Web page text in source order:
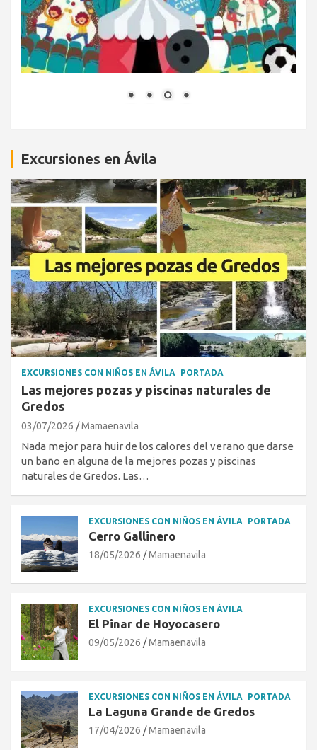
Excursiones en Ávila
EXCURSIONES CON NIÑOS EN ÁVILA PORTADA
Las mejores pozas y piscinas naturales de
Gredos
03/07/2026 Mamaenavila
Nada mejor para huir de los calores del verano que darse
un baño en alguna de la mejores pozas y piscinas
naturales de Gredos. Las…
EXCURSIONES CON NIÑOS EN ÁVILA PORTADA
Cerro Gallinero
18/05/2026 Mamaenavila
EXCURSIONES CON NIÑOS EN ÁVILA
El Pinar de Hoyocasero
09/05/2026 Mamaenavila
EXCURSIONES CON NIÑOS EN ÁVILA PORTADA
La Laguna Grande de Gredos
17/04/2026 Mamaenavila